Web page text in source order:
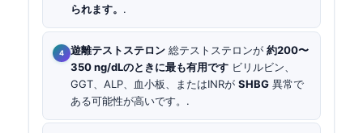
られます。 .
遊離テストステロン 総テストステロンが 約200〜
350 ng/dLのときに最も有用です ビリルビン、
GGT、ALP、血小板、またはINRが SHBG 異常で
ある可能性が高いです。.